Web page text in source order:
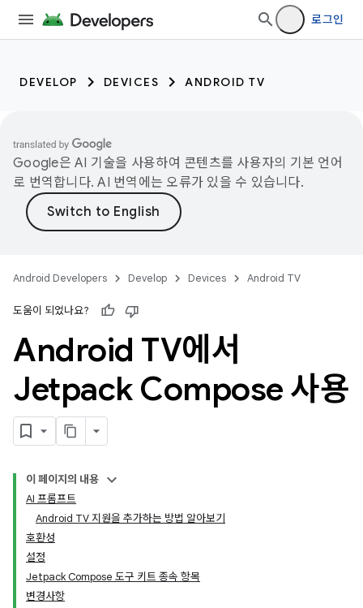
로그인
DEVELOP DEVICES ANDROID TV
Google은 AI 기술을 사용하여 콘텐츠를 사용자의 기본 언어
로 번역합니다. AI 번역에는 오류가 있을 수 있습니다.
Android Developers Develop Devices Android TV
도움이 되었나요?
Android TV에서
Jetpack Compose 사용
이 페이지의 내용
AI 프롬프트
Android TV 지원을 추가하는 방법 알아보기
호환성
설정
Jetpack Compose 도구 키트 종속 항목
변경사항